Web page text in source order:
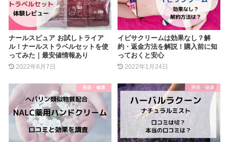
ナールスピュア お試しトライア
ル！ナールストラベルセットを使
ってみた｜最安値情報あり
2022年6月7日
イビサクリームは効果なし？解
約・返金方法を解説！購入前に知
っておくと安心
2022年1月24日
美容・健康 美容・健康